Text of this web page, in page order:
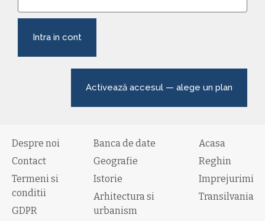
Intra in cont
Activează accesul — alege un plan
Despre noi
Contact
Termeni si
conditii
GDPR
Banca de date
Geografie
Istorie
Arhitectura si
urbanism
Acasa
Reghin
Imprejurimi
Transilvania